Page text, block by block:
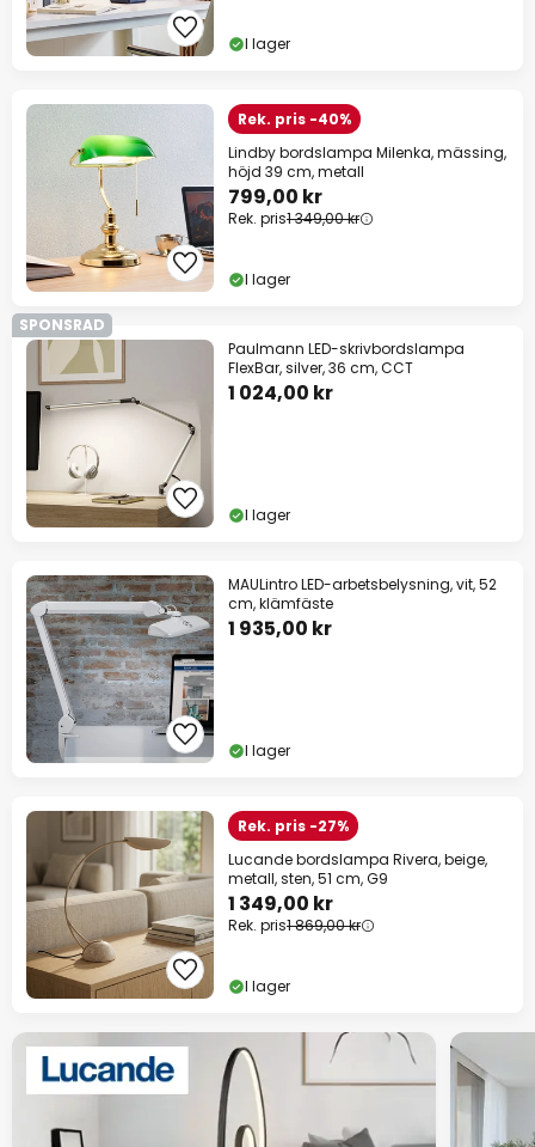
I lager
Rek. pris -40%
Lindby bordslampa Milenka, mässing,
höjd 39 cm, metall
799,00 kr
Rek. pris1 349,00 kr
I lager
SPONSRAD
Paulmann LED-skrivbordslampa
FlexBar, silver, 36 cm, CCT
1 024,00 kr
I lager
MAULintro LED-arbetsbelysning, vit, 52
cm, klämfäste
1 935,00 kr
I lager
Rek. pris -27%
Lucande bordslampa Rivera, beige,
metall, sten, 51 cm, G9
1 349,00 kr
Rek. pris1 869,00 kr
I lager